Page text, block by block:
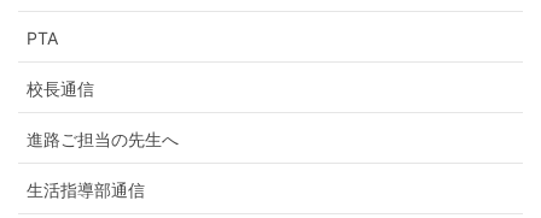
PTA
校長通信
進路ご担当の先生へ
生活指導部通信